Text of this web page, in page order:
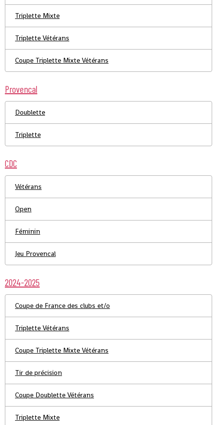
Triplette Mixte
Triplette Vétérans
Coupe Triplette Mixte Vétérans
Provencal
Doublette
Triplette
CDC
Vétérans
Open
Féminin
Jeu Provencal
2024-2025
Coupe de France des clubs et/o
Triplette Vétérans
Coupe Triplette Mixte Vétérans
Tir de précision
Coupe Doublette Vétérans
Triplette Mixte